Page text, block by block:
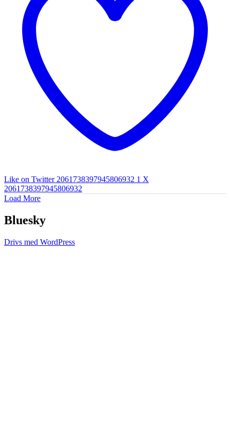
Like on Twitter 2061738397945806932 1 X
2061738397945806932
Load More
Bluesky
Drivs med WordPress